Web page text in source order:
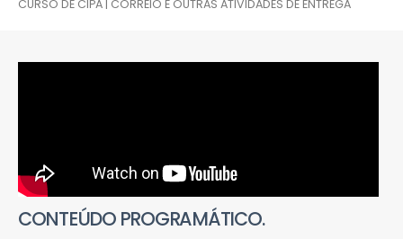
CURSO DE CIPA | CORREIO E OUTRAS ATIVIDADES DE ENTREGA
CONTEÚDO PROGRAMÁTICO.